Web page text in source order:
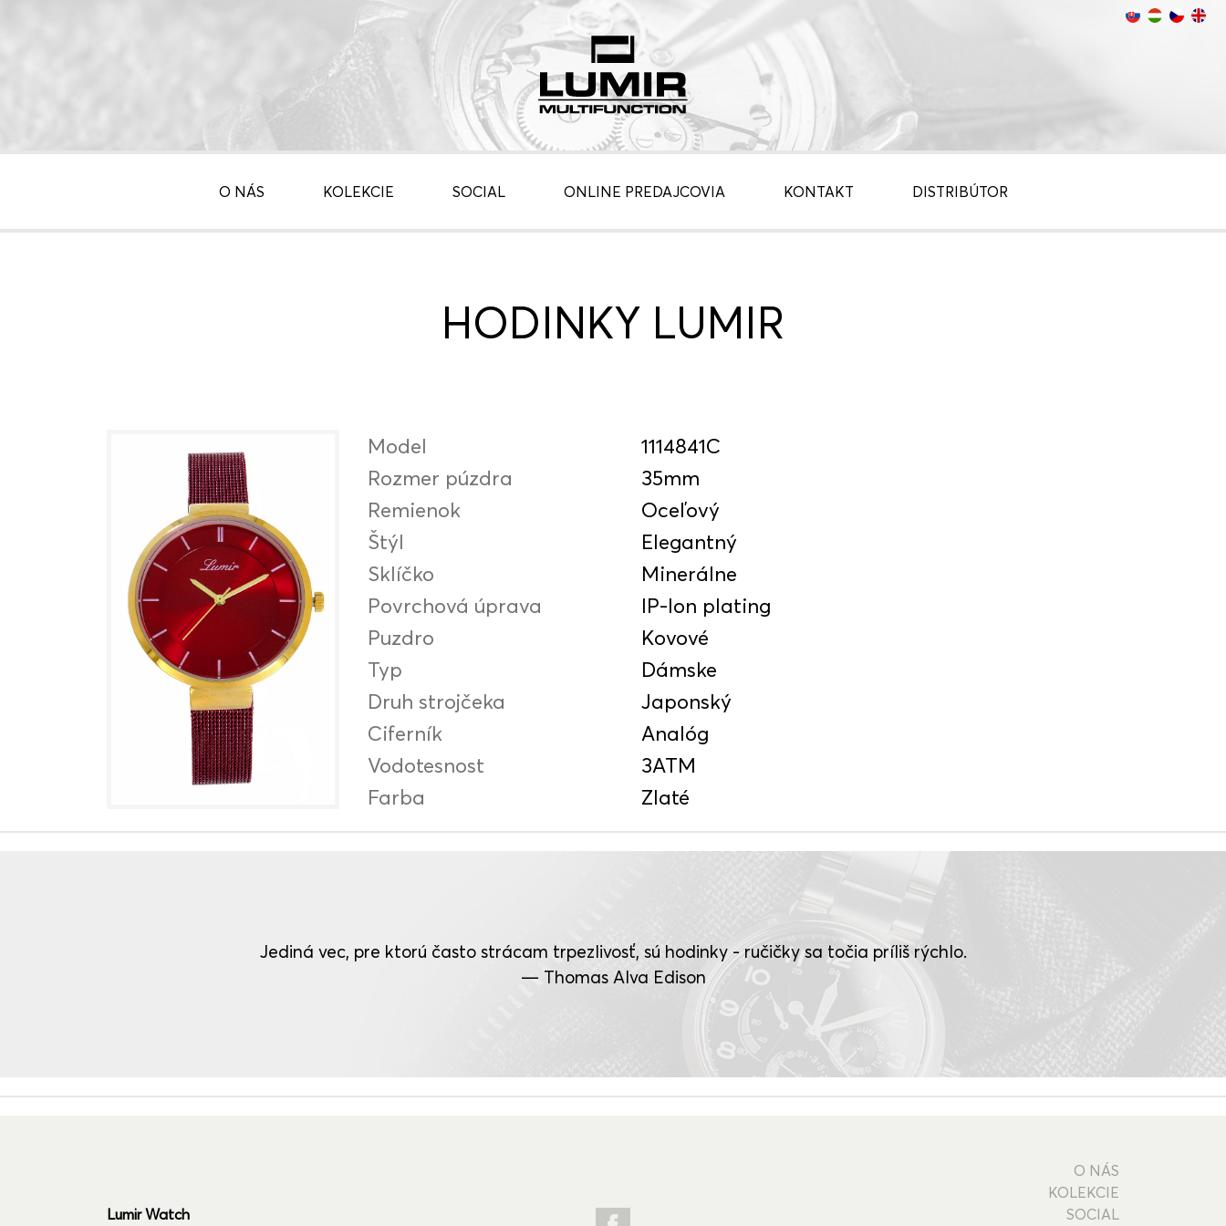
O NÁS KOLEKCIE SOCIAL ONLINE PREDAJCOVIA KONTAKT DISTRIBÚTOR
HODINKY LUMIR
Model
1114841C
Rozmer púzdra
35mm
Remienok
Oceľový
Štýl
Elegantný
Sklíčko
Minerálne
Povrchová úprava
IP-Ion plating
Puzdro
Kovové
Typ
Dámske
Druh strojčeka
Japonský
Ciferník
Analóg
Vodotesnost
3ATM
Farba
Zlaté
Jediná vec, pre ktorú často strácam trpezlivosť, sú hodinky - ručičky sa točia príliš rýchlo.
— Thomas Alva Edison
Lumir Watch
O NÁS
KOLEKCIE
SOCIAL